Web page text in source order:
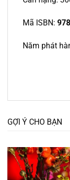
Mã ISBN:
Năm phát
GỢI Ý CHO BẠN